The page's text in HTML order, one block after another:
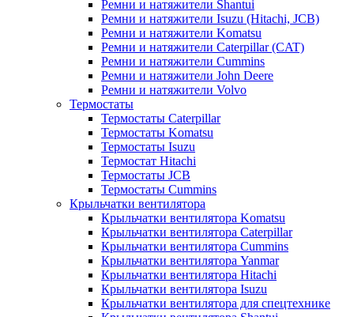
Ремни и натяжители Shantui
Ремни и натяжители Isuzu (Hitachi, JCB)
Ремни и натяжители Komatsu
Ремни и натяжители Caterpillar (CAT)
Ремни и натяжители Cummins
Ремни и натяжители John Deere
Ремни и натяжители Volvo
Термостаты
Термостаты Caterpillar
Термостаты Komatsu
Термостаты Isuzu
Термостат Hitachi
Термостаты JCB
Термостаты Cummins
Крыльчатки вентилятора
Крыльчатки вентилятора Komatsu
Крыльчатки вентилятора Caterpillar
Крыльчатки вентилятора Cummins
Крыльчатки вентилятора Yanmar
Крыльчатки вентилятора Hitachi
Крыльчатки вентилятора Isuzu
Крыльчатки вентилятора для спецтехнике